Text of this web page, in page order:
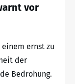
vor
ernst zu
der
Bedrohung.